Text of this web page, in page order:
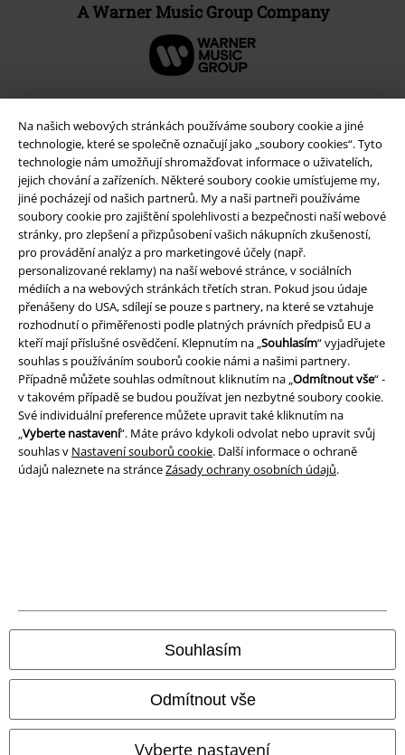
Na našich webových stránkách používáme soubory cookie a jiné
technologie, které se společně označují jako „soubory cookies“. Tyto
technologie nám umožňují shromažďovat informace o uživatelích,
jejich chování a zařízeních. Některé soubory cookie umísťujeme my,
jiné pocházejí od našich partnerů. My a naši partneři používáme
soubory cookie pro zajištění spolehlivosti a bezpečnosti naší webové
stránky, pro zlepšení a přizpůsobení vašich nákupních zkušeností,
pro provádění analýz a pro marketingové účely (např.
personalizované reklamy) na naší webové stránce, v sociálních
médiích a na webových stránkách třetích stran. Pokud jsou údaje
přenášeny do USA, sdílejí se pouze s partnery, na které se vztahuje
rozhodnutí o přiměřenosti podle platných právních předpisů EU a
kteří mají příslušné osvědčení. Klepnutím na „Souhlasím“ vyjadřujete
souhlas s používáním souborů cookie námi a našimi partnery.
Případně můžete souhlas odmítnout kliknutím na „Odmítnout vše“ -
v takovém případě se budou používat jen nezbytné soubory cookie.
Své individuální preference můžete upravit také kliknutím na
„Vyberte nastavení“. Máte právo kdykoli odvolat nebo upravit svůj
souhlas v Nastavení souborů cookie. Další informace o ochraně
údajů naleznete na stránceZásady ochrany osobních údajů.
Souhlasím
Odmítnout vše
Vyberte nastavení
A Warner Music Group Company
Právní informace
Podmínky
Prohlášení
Ochrana osobních údajů
Likvidace odpadu a ochrana životního prostředí
Prohlášení o shodě
Všechny ceny jsou včetně DPH, bezpoštovného a balného
© 1986-2026 EMP Merchandising